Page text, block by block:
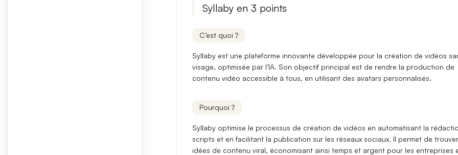
Contexte maximal
[TEST] Midjourney V8 : ce qui change
Syllaby en 3 points
C’est quoi ?
Syllaby est une plateforme innovante développée pour la création de vidéos
visage, optimisée par l’IA. Son objectif principal est de rendre la production de
contenu vidéo accessible à tous, en utilisant des avatars personnalisés.
Pourquoi ?
Syllaby optimise le processus de création de vidéos en automatisant la
scripts et en facilitant la publication sur les réseaux sociaux. Il permet de
idées de contenu viral, économisant ainsi temps et argentpour les entreprises